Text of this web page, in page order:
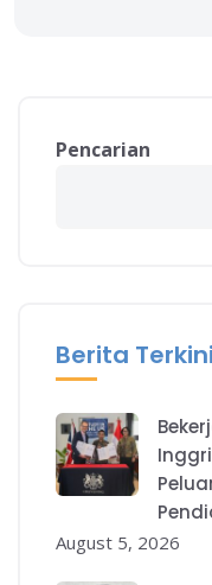
Pencarian
Berita Terkini
August 5, 2026